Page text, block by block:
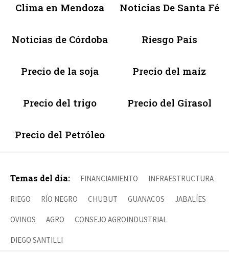
Clima en Mendoza Noticias De Santa Fé
Noticias de Córdoba Riesgo País
Precio de la soja Precio del maíz
Precio del trigo Precio del Girasol
Precio del Petróleo
Temas del día: FINANCIAMIENTO INFRAESTRUCTURA
RIEGO RÍO NEGRO CHUBUT GUANACOS JABALÍES
OVINOS AGRO CONSEJO AGROINDUSTRIAL
DIEGO SANTILLI